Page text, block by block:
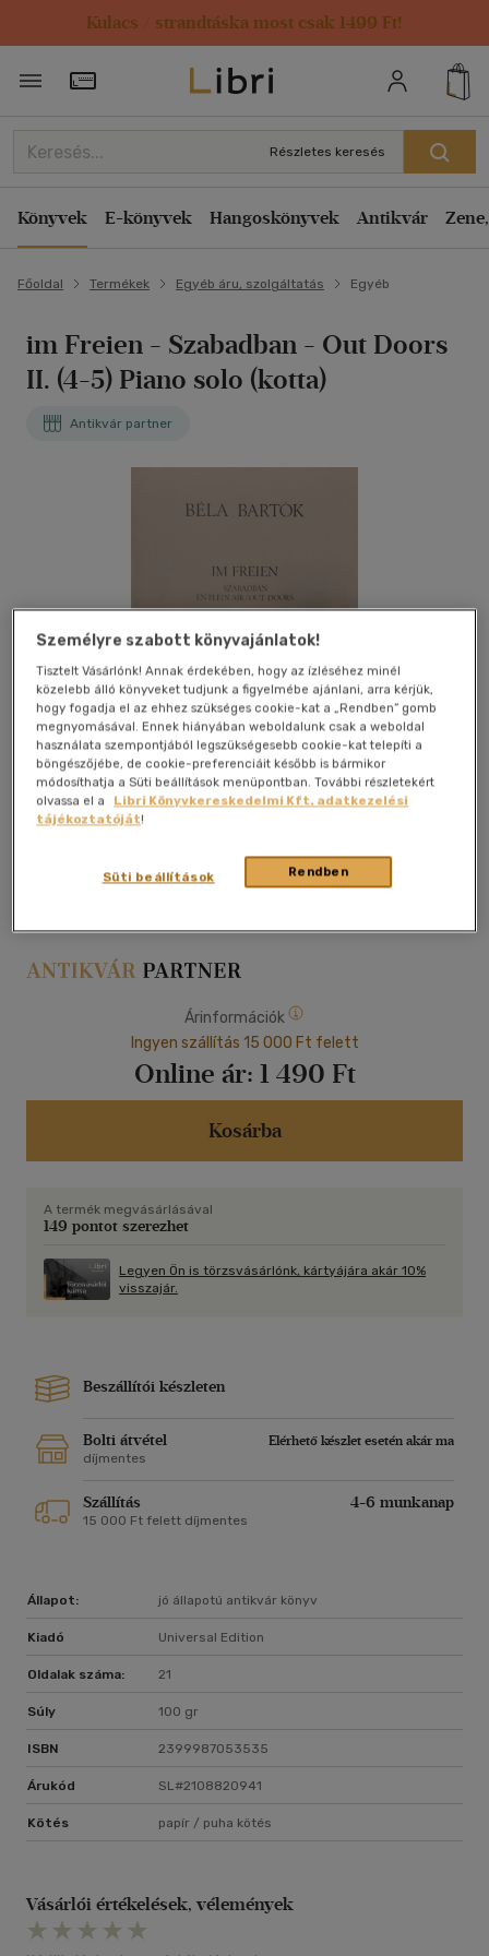
Kulacs / strandtáska most csak 1499 Ft!
Törzsvásárlói Kártya adatai
Részletes keresés
Könyvek E-könyvek Hangoskönyvek Antikvár
Főoldal Termékek Egyéb áru, szolgáltatás Egyéb
im Freien - Szabadban - Out Doors
II. (4-5) Piano solo (kotta)
Antikvár partner
Árinformációk
Ingyen szállítás 15 000 Ft felett
Online ár: 1 490 Ft
Kosárba
A termék megvásárlásával
149 pontot szerezhet
Legyen Ön is törzsvásárlónk, kártyájára akár 10%
visszajár.
Beszállítói készleten
Bolti átvétel
Elérhető készlet esetén akár ma
díjmentes
Szállítás 4-6 munkanap
15 000 Ft felett díjmentes
Állapot: jó állapotú antikvár könyv
Kiadó Universal Edition
Oldalak száma: 21
Súly 100 gr
ISBN 2399987053535
Árukód SL#2108820941
Kötés papír / puha kötés
Vásárlói értékelések, vélemények
Személyre szabott könyvajánlatok!
Tisztelt Vásárlónk! Annak érdekében, hogy az ízléséhez minél
közelebb álló könyveket tudjunk a figyelmébe ajánlani, arra kérjük,
hogy fogadja el az ehhez szükséges cookie-kat a „Rendben” gomb
megnyomásával. Ennek hiányában weboldalunk csak a weboldal
használata szempontjából legszükségesebb cookie-kat telepíti a
böngészőjébe, de cookie-preferenciáit később is bármikor
módosíthatja a Süti beállítások menüpontban. További részletekért
olvassa el a
Libri Könyvkereskedelmi Kft. adatkezelési
tájékoztatóját!
Rendben
Süti beállítások